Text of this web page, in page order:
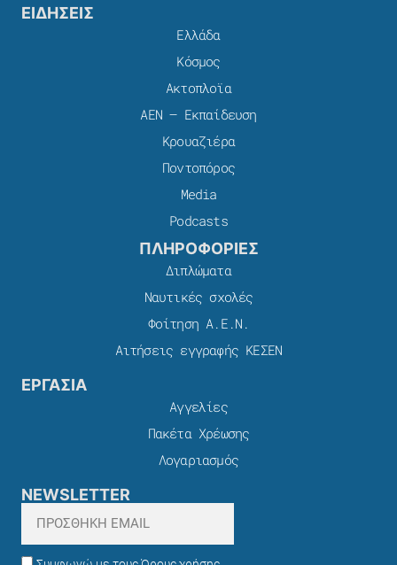
ΕΙΔΗΣΕΙΣ
Ελλάδα
Κόσμος
Ακτοπλοϊα
ΑΕΝ – Εκπαίδευση
Κρουαζιέρα
Ποντοπόρος
Media
Podcasts
ΠΛΗΡΟΦΟΡΙΕΣ
Διπλώματα
Ναυτικές σχολές
Φοίτηση Α.Ε.Ν.
Αιτήσεις εγγραφής ΚΕΣΕΝ
ΕΡΓΑΣΙΑ
Αγγελίες
Πακέτα Χρέωσης​
Λογαριασμός
NEWSLETTER